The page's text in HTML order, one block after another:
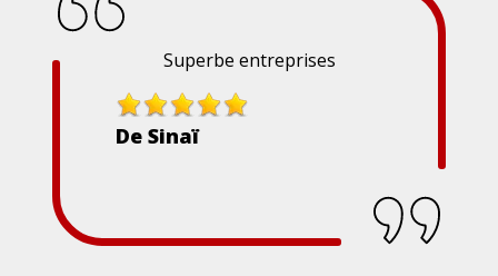
Superbe entreprises
De Sinaï